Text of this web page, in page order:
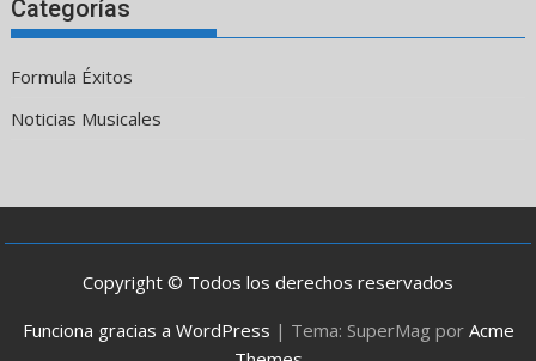
Categorías
Formula Éxitos
Noticias Musicales
Copyright © Todos los derechos reservados
Funciona gracias a WordPress | Tema: SuperMag por Acme